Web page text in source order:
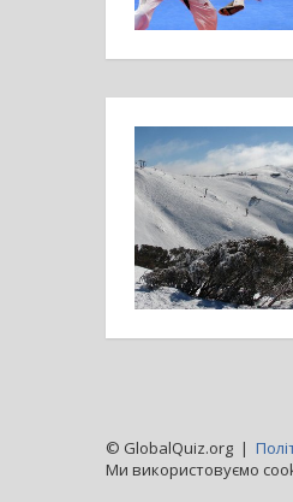
© GlobalQuiz.org |
Ми використовуємо